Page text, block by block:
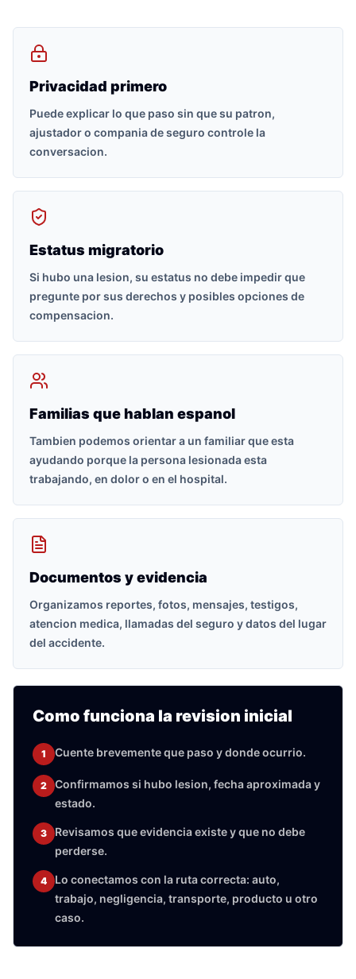
Privacidad primero
Puede explicar lo que paso sin que su patron,
ajustador o compania de seguro controle la
conversacion.
Estatus migratorio
Si hubo una lesion, su estatus no debe impedir que
pregunte por sus derechos y posibles opciones de
compensacion.
Familias que hablan espanol
Tambien podemos orientar a un familiar que esta
ayudando porque la persona lesionada esta
trabajando, en dolor o en el hospital.
Documentos y evidencia
Organizamos reportes, fotos, mensajes, testigos,
atencion medica, llamadas del seguro y datos del lugar
del accidente.
Como funciona la revision inicial
1 Cuente brevemente que paso y donde ocurrio.
2
Confirmamos si hubo lesion, fecha aproximada y
estado.
3
Revisamos que evidencia existe y que no debe
perderse.
4
Lo conectamos con la ruta correcta: auto,
trabajo, negligencia, transporte, producto u otro
caso.